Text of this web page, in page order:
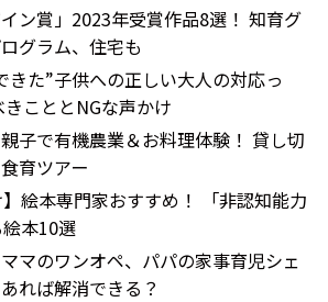
イン賞」2023年受賞作品8選！ 知育グ
グラム、住宅も
きた”子供への正しい大人の対応っ
こととNGな声かけ
子で有機農業＆お料理体験！ 貸し切
育ツアー
】絵本専門家おすすめ！ 「非認知能力
本10選
ママのワンオペ、パパの家事育児シェ
れば解消できる？